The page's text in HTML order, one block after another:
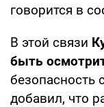
говорится в
В этой связи
быть
безопасность
добавил, что